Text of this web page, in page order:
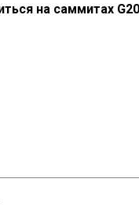
на саммитах